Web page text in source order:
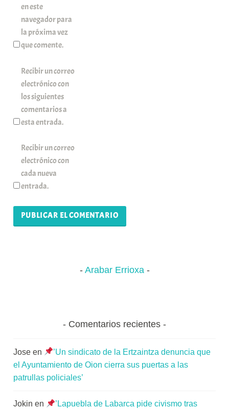
en este
navegador para
la próxima vez
que comente.
Recibir un correo
electrónico con
los siguientes
comentarios a
esta entrada.
Recibir un correo
electrónico con
cada nueva
entrada.
Arabar Errioxa
Comentarios recientes
Jose en
’Un sindicato de la Ertzaintza denuncia que
el Ayuntamiento de Oion cierra sus puertas a las
patrullas policiales’
Jokin en
’Lapuebla de Labarca pide civismo tras